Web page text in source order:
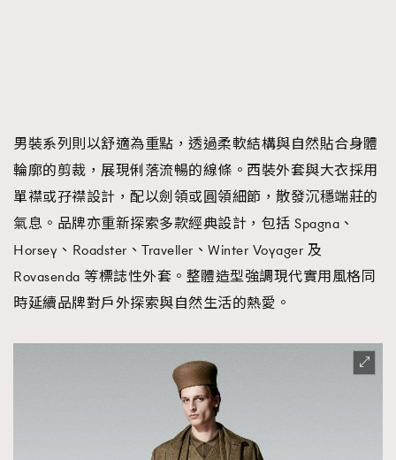
男裝系列則以舒適為重點，透過柔軟結構與自然貼合身體
輪廓的剪裁，展現俐落流暢的線條。西裝外套與大衣採用
單襟或孖襟設計，配以劍領或圓領細節，散發沉穩端莊的
氣息。品牌亦重新探索多款經典設計，包括 Spagna、
Horsey、Roadster、Traveller、Winter Voyager 及
Rovasenda 等標誌性外套。整體造型強調現代實用風格同
時延續品牌對戶外探索與自然生活的熱愛。